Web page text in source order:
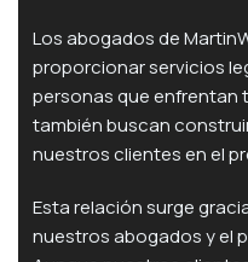
Los abogados de
proporcionar servicios
personas que enfrentan
también buscan
nuestros clientes en el
Esta relación surge
nuestros abogados y el